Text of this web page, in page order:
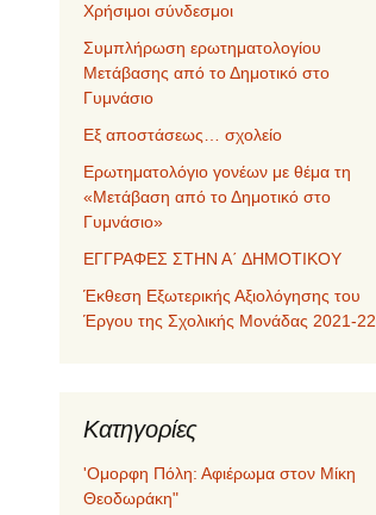
Χρήσιμοι σύνδεσμοι
Συμπλήρωση ερωτηματολογίου
Μετάβασης από το Δημοτικό στο
Γυμνάσιο
Εξ αποστάσεως… σχολείο
Ερωτηματολόγιο γονέων με θέμα τη
«Μετάβαση από το Δημοτικό στο
Γυμνάσιο»
ΕΓΓΡΑΦΕΣ ΣΤΗΝ Α΄ ΔΗΜΟΤΙΚΟΥ
Έκθεση Εξωτερικής Αξιολόγησης του
Έργου της Σχολικής Μονάδας 2021-22
Kατηγορίες
'Ομορφη Πόλη: Αφιέρωμα στον Μίκη
Θεοδωράκη"